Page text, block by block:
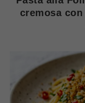
cremosa